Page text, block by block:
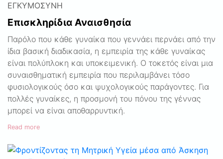
ΕΓΚΥΜΟΣΎΝΗ
Επισκληρίδια Αναισθησία
Παρόλο που κάθε γυναίκα που γεννάει περνάει από την
ίδια βασική διαδικασία, η εμπειρία της κάθε γυναίκας
είναι πολύπλοκη και υποκειμενική. Ο τοκετός είναι μια
συναισθηματική εμπειρία που περιλαμβάνει τόσο
φυσιολογικούς όσο και ψυχολογικούς παράγοντες. Για
πολλές γυναίκες, η προσμονή του πόνου της γέννας
μπορεί να είναι αποθαρρυντική.
Read more